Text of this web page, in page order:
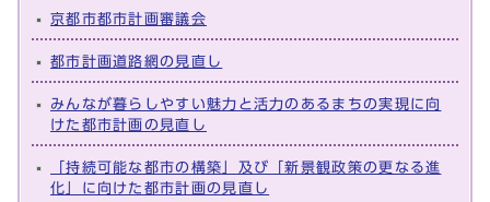
京都市都市計画審議会
都市計画道路網の見直し
みんなが暮らしやすい魅力と活力のあるまちの実現に向
けた都市計画の見直し
「持続可能な都市の構築」及び「新景観政策の更なる進
化」に向けた都市計画の見直し